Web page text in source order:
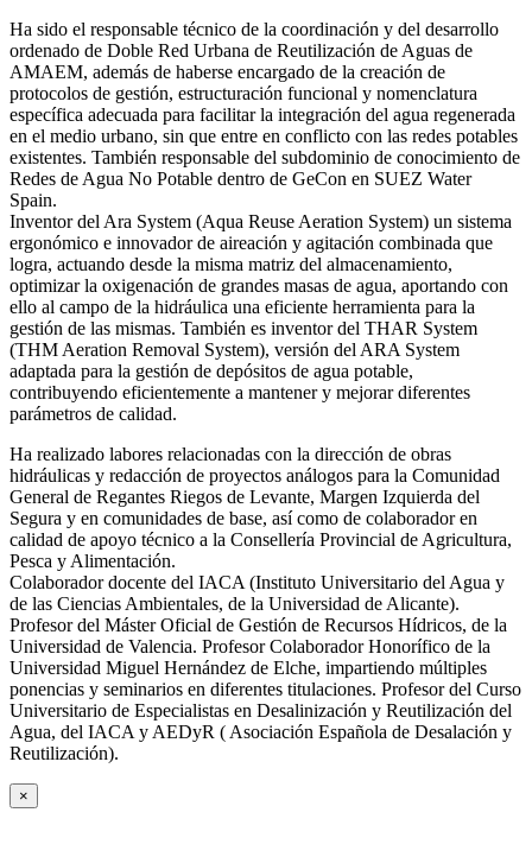
Ha sido el responsable técnico de la coordinación y del desarrollo
ordenado de Doble Red Urbana de Reutilización de Aguas de
AMAEM, además de haberse encargado de la creación de
protocolos de gestión, estructuración funcional y nomenclatura
específica adecuada para facilitar la integración del agua regenerada
en el medio urbano, sin que entre en conflicto con las redes potables
existentes. También responsable del subdominio de conocimiento de
Redes de Agua No Potable dentro de GeCon en SUEZ Water
Spain.
Inventor del Ara System (Aqua Reuse Aeration System) un sistema
ergonómico e innovador de aireación y agitación combinada que
logra, actuando desde la misma matriz del almacenamiento,
optimizar la oxigenación de grandes masas de agua, aportando con
ello al campo de la hidráulica una eficiente herramienta para la
gestión de las mismas. También es inventor del THAR System
(THM Aeration Removal System), versión del ARA System
adaptada para la gestión de depósitos de agua potable,
contribuyendo eficientemente a mantener y mejorar diferentes
parámetros de calidad.
Ha realizado labores relacionadas con la dirección de obras
hidráulicas y redacción de proyectos análogos para la Comunidad
General de Regantes Riegos de Levante, Margen Izquierda del
Segura y en comunidades de base, así como de colaborador en
calidad de apoyo técnico a la Consellería Provincial de Agricultura,
Pesca y Alimentación.
Colaborador docente del IACA (Instituto Universitario del Agua y
de las Ciencias Ambientales, de la Universidad de Alicante).
Profesor del Máster Oficial de Gestión de Recursos Hídricos, de la
Universidad de Valencia. Profesor Colaborador Honorífico de la
Universidad Miguel Hernández de Elche, impartiendo múltiples
ponencias y seminarios en diferentes titulaciones. Profesor del Curso
Universitario de Especialistas en Desalinización y Reutilización del
Agua, del IACA y AEDyR ( Asociación Española de Desalación y
Reutilización).
×